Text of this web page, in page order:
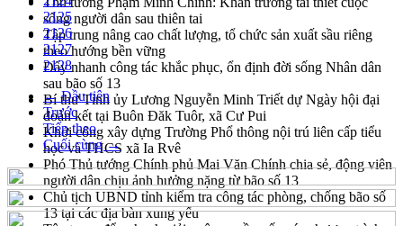
sống người dân sau thiên tai
Tập trung nâng cao chất lượng, tổ chức sản xuất sầu riêng
theo hướng bền vững
Đẩy nhanh công tác khắc phục, ổn định đời sống Nhân dân
sau bão số 13
Bí thư Tỉnh ủy Lương Nguyễn Minh Triết dự Ngày hội đại
đoàn kết tại Buôn Đăk Tuôr, xã Cư Pui
Khởi công xây dựng Trường Phổ thông nội trú liên cấp tiểu
học và THCS xã Ia Rvê
Phó Thủ tướng Chính phủ Mai Văn Chính chia sẻ, động viên
người dân chịu ảnh hưởng nặng từ bão số 13
Chủ tịch UBND tỉnh kiểm tra công tác phòng, chống bão số
13 tại các địa bàn xung yếu
2125
2126
2127
2128
← Đầu tiên
Trước
Tiếp theo
Cuối cùng →